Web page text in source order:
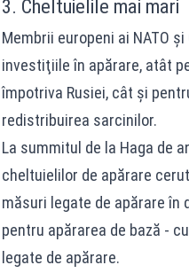
3. Cheltuielile mai mari
Membrii europeni ai NATO
investiţiile în apărare, atât
împotriva Rusiei, cât şi
redistribuirea sarcinilor.
La summitul de la Haga de
cheltuielilor de apărare
măsuri legate de apărare în
pentru apărarea de bază -
legate de apărare.